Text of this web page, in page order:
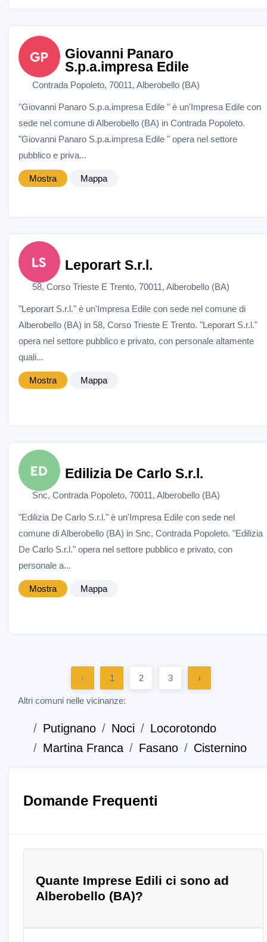
Giovanni Panaro
S.p.a.impresa Edile
Contrada Popoleto, 70011, Alberobello (BA)
"Giovanni Panaro S.p.a.impresa Edile " è un'Impresa Edile con
sede nel comune di Alberobello (BA) in Contrada Popoleto.
"Giovanni Panaro S.p.a.impresa Edile " opera nel settore
pubblico e priva...
Mostra Mappa
Leporart S.r.l.
58, Corso Trieste E Trento, 70011, Alberobello (BA)
"Leporart S.r.l." è un'Impresa Edile con sede nel comune di
Alberobello (BA) in 58, Corso Trieste E Trento. "Leporart S.r.l."
opera nel settore pubblico e privato, con personale altamente
quali...
Mostra Mappa
Edilizia De Carlo S.r.l.
Snc, Contrada Popoleto, 70011, Alberobello (BA)
"Edilizia De Carlo S.r.l." è un'Impresa Edile con sede nel
comune di Alberobello (BA) in Snc, Contrada Popoleto. "Edilizia
De Carlo S.r.l." opera nel settore pubblico e privato, con
personale a...
Mostra Mappa
‹ 1 2 3 ›
Altri comuni nelle vicinanze:
Putignano Noci
Locorotondo
Martina Franca
Fasano Cisternino
Domande Frequenti
Quante Imprese Edili ci sono ad
Alberobello (BA)?